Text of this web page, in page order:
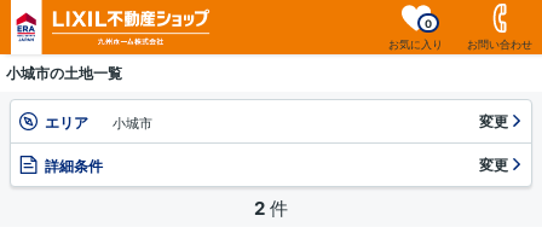
お気に入り
0
お問い合わせ
小城市の土地一覧
エリア 小城市 変更
詳細条件 変更
2 件